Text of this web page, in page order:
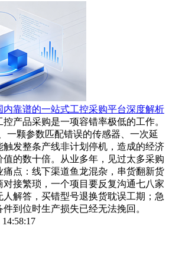
内靠谱的一站式工控采购平台深度解析
产品采购是一项容错率极低的工作。
一颗参数匹配错误的传感器、一次延
发整条产线非计划停机，造成的经济
的数十倍。从业多年，见过太多采购
点：线下渠道鱼龙混杂，串货翻新货
对接繁琐，一个项目要反复沟通七八家
解答，买错型号退换货耽误工期；急
到位时生产损失已经无法挽回。